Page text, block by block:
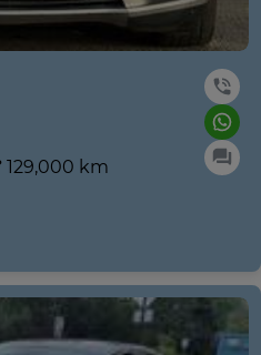
129,000 km